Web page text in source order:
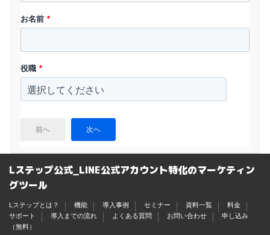
お名前 *
役職 *
前へ 次へ
Lステップ公式_LINE公式アカウント特化のマーケティン
グツール
Lステップとは？ 機能 導入事例 セミナー 資料一覧
料金
サポート
導入までの流れ よくある質問 お問い合わせ
申し込み
（無料）